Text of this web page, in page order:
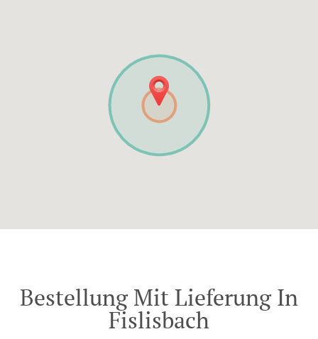
Bestellung Mit Lieferung In
Fislisbach